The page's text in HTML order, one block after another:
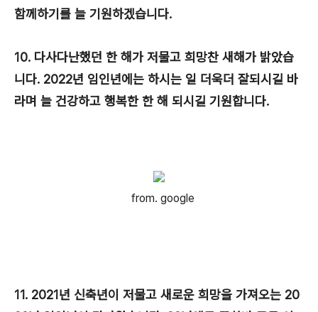
함께하기를 늘 기원하겠습니다.
10. 다사다난했던 한 해가 저물고 희망찬 새해가 밝았습
니다. 2022년 임인년에는 하시는 일 더욱더 잘되시길 바
라며 늘 건강하고 행복한 한 해 되시길 기원합니다.
from. google
11. 2021년 신축년이 저물고 새로운 희망을 가져오는 20